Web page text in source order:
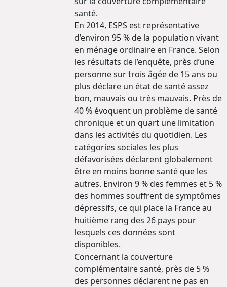
santé.
En 2014, ESPS est représentative
d’environ 95 % de la population vivant
en ménage ordinaire en France. Selon
les résultats de l’enquête, près d’une
personne sur trois âgée de 15 ans ou
plus déclare un état de santé assez
bon, mauvais ou très mauvais. Près de
40 % évoquent un problème de santé
chronique et un quart une limitation
dans les activités du quotidien. Les
catégories sociales les plus
défavorisées déclarent globalement
être en moins bonne santé que les
autres. Environ 9 % des femmes et 5 %
des hommes souffrent de symptômes
dépressifs, ce qui place la France au
huitième rang des 26 pays pour
lesquels ces données sont
disponibles.
Concernant la couverture
complémentaire santé, près de 5 %
des personnes déclarent ne pas en